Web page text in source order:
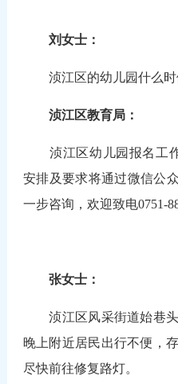
刘女士：
浈江区的幼儿园什么时
浈江区教育局：
浈江区幼儿园报名工作
安排及要求将通过微信公
一步咨询，欢迎致电0751-
张女士：
浈江区风采街道始巷头
晚上附近居民出行不便，
尽快前往修复路灯。